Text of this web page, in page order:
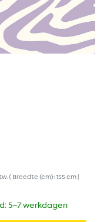
( Breedte (cm): 155 cm |
5–7 werkdagen